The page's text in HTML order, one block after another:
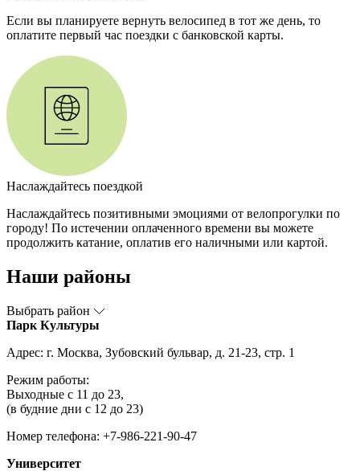
Если вы планируете вернуть велосипед в тот же день, то
оплатите первый час поездки с банковской карты.
Наслаждайтесь поездкой
Наслаждайтесь позитивными эмоциями от велопрогулки по
городу! По истечении оплаченного времени вы можете
продолжить катание, оплатив его наличными или картой.
Наши районы
Выбрать район
Парк Культуры
Адрес: г. Москва, Зубовский бульвар, д. 21-23, стр. 1
Режим работы:
Выходные с 11 до 23,
(в будние дни с 12 до 23)
Номер телефона: +7-986-221-90-47
Университет